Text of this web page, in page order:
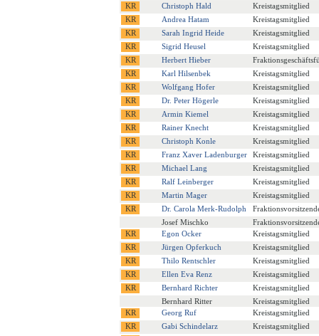
Christoph Hald
Kreistagsmitglied
Andrea Hatam
Kreistagsmitglied
Sarah Ingrid Heide
Kreistagsmitglied
Sigrid Heusel
Kreistagsmitglied
Herbert Hieber
Karl Hilsenbek
Kreistagsmitglied
Wolfgang Hofer
Kreistagsmitglied
Dr. Peter Högerle
Kreistagsmitglied
Armin Kiemel
Kreistagsmitglied
Rainer Knecht
Kreistagsmitglied
Christoph Konle
Kreistagsmitglied
Franz Xaver Ladenburger
Kreistagsmitglied
Michael Lang
Kreistagsmitglied
Ralf Leinberger
Kreistagsmitglied
Martin Mager
Kreistagsmitglied
Dr. Carola Merk-Rudolph
Josef Mischko
Egon Ocker
Kreistagsmitglied
Jürgen Opferkuch
Kreistagsmitglied
Thilo Rentschler
Kreistagsmitglied
Ellen Eva Renz
Kreistagsmitglied
Bernhard Richter
Kreistagsmitglied
Bernhard Ritter
Kreistagsmitglied
Georg Ruf
Kreistagsmitglied
Gabi Schindelarz
Kreistagsmitglied